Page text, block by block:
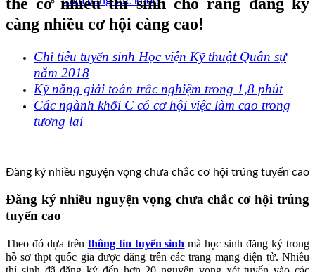
càng nhiều cơ hội càng cao!
Chỉ tiêu tuyển sinh Học viện Kỹ thuật Quân sự
năm 2018
Kỹ năng giải toán trắc nghiệm trong 1,8 phút
Các ngành khối C có cơ hội việc làm cao trong
tương lai
Đăng ký nhiều nguyện vọng chưa chắc cơ hội trúng tuyển cao
Đăng ký nhiều nguyện vọng chưa chắc cơ hội trúng
tuyển cao
Theo đó dựa trên thông tin tuyển sinh mà học sinh đăng ký trong
hồ sơ thpt quốc gia được đăng trên các trang mạng điện tử. Nhiều